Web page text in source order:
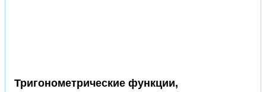
Тригонометрические функции,